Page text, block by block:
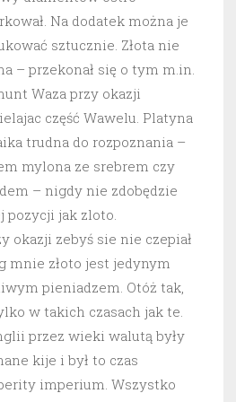
Na dodatek można je
sztucznie. Złota nie
– przekonał się o tym m.in.
Waza przy okazji
część Wawelu. Platyna
trudna do rozpoznania –
mylona ze srebrem czy
– nigdy nie zdobędzie
pozycji jak zloto.
okazji zebyś sie nie czepiał
mnie złoto jest jedynym
pieniadzem. Otóż tak,
w takich czasach jak te.
przez wieki walutą były
kije i był to czas
imperium. Wszystko